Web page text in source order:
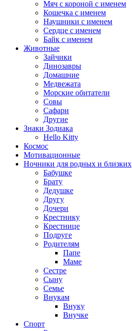
Мяч с короной с именем
Кошечка с именем
Наушники с именем
Сердце с именем
Байк с именем
Животные
Зайчики
Динозавры
Домашние
Медвежата
Морские обитатели
Совы
Сафари
Другие
Знаки Зодиака
Hello Kitty
Космос
Мотивационные
Ночники для родных и близких
Бабушке
Брату
Дедушке
Другу
Дочери
Крестнику
Крестнице
Подруге
Родителям
Папе
Маме
Сестре
Сыну
Семье
Внукам
Внуку
Внучке
Спорт